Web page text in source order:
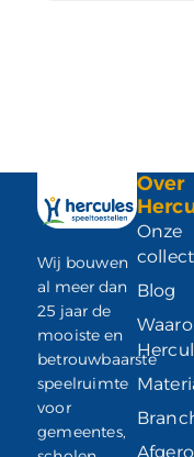
Wij bouwen
al meer dan
25 jaar de
mooiste en
betrouwbaarste
speelruimte
voor
gemeentes,
Over
Onze
Blog